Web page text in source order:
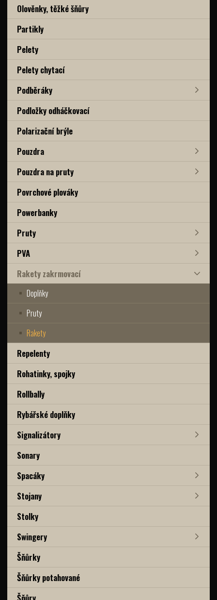
Olověnky, těžké šňůry
Partikly
Pelety
Pelety chytací
Podběráky
Podložky odháčkovací
Polarizační brýle
Pouzdra
Pouzdra na pruty
Povrchové plováky
Powerbanky
Pruty
PVA
Rakety zakrmovací
Doplňky
Pruty
Rakety
Repelenty
Rohatinky, spojky
Rollbally
Rybářské doplňky
Signalizátory
Sonary
Spacáky
Stojany
Stolky
Swingery
Šňůrky
Šňůrky potahované